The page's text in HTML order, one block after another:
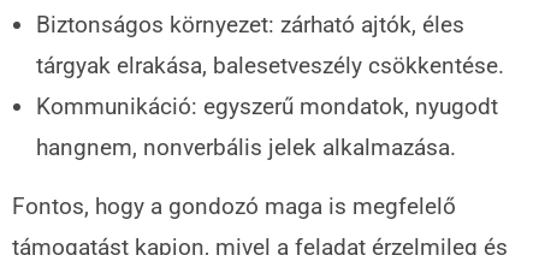
Biztonságos környezet: zárható ajtók, éles
tárgyak elrakása, balesetveszély csökkentése.
Kommunikáció: egyszerű mondatok, nyugodt
hangnem, nonverbális jelek alkalmazása.
Fontos, hogy a gondozó maga is megfelelő
támogatást kapjon, mivel a feladat érzelmileg és